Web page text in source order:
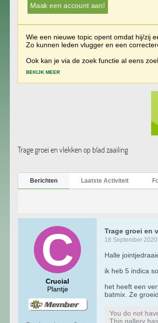
Maak een account aan!
Wie een nieuwe topic opent omdat hij/zij
Zo kunnen leden vlugger en een
Ook kan je via de zoek functie al eens
BEKIJK MEER
Trage groei en vlekken op blad zaailing
Berichten Laatste Activiteit
Crucial
Plantje
Trage groei en
18 September
Halle
ik heb 5 indica
het heeft een
batmix. Ze
You do not
This gallery